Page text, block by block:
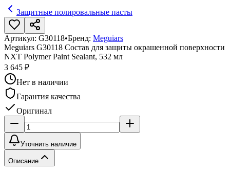
Защитные полировальные пасты
Артикул: G30118•Бренд: Meguiars
Meguiars G30118 Состав для защиты окрашенной поверхности
NXT Polymer Paint Sealant, 532 мл
3 645 ₽
Нет в наличии
Гарантия качества
Оригинал
Уточнить наличие
Описание